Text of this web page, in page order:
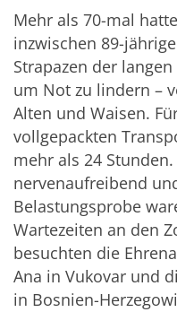
Mehr als 70-mal
inzwischen 89-
Strapazen der
um Not zu lindern –
Alten und Waisen.
vollgepackten
mehr als 24
nervenaufreibend
Belastungsprobe
Wartezeiten an den
besuchten die
Ana in Vukovar und
in Bosnien-